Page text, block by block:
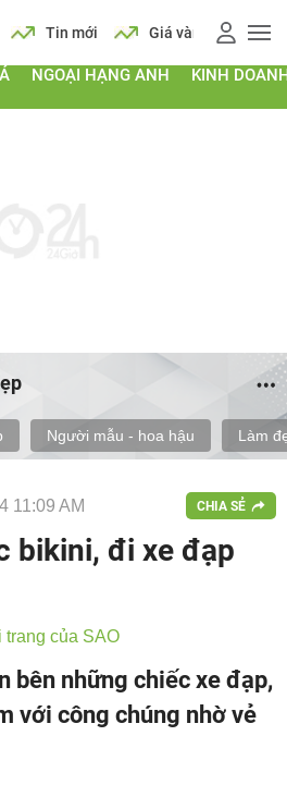
Giá vàng Giá xăng Lịch
NGOẠI HẠNG ANH KINH
Người mẫu - hoa hậu Làm
11:09 AM CHIA SẺ
bikini, đi xe đạp
trang của SAO
bên những chiếc xe đạp,
với công chúng nhờ vẻ